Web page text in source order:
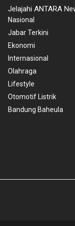
Jelajahi ANTARA
Nasional
Jabar Terkini
Ekonomi
Internasional
Olahraga
Lifestyle
Otomotif Listrik
Bandung Baheula